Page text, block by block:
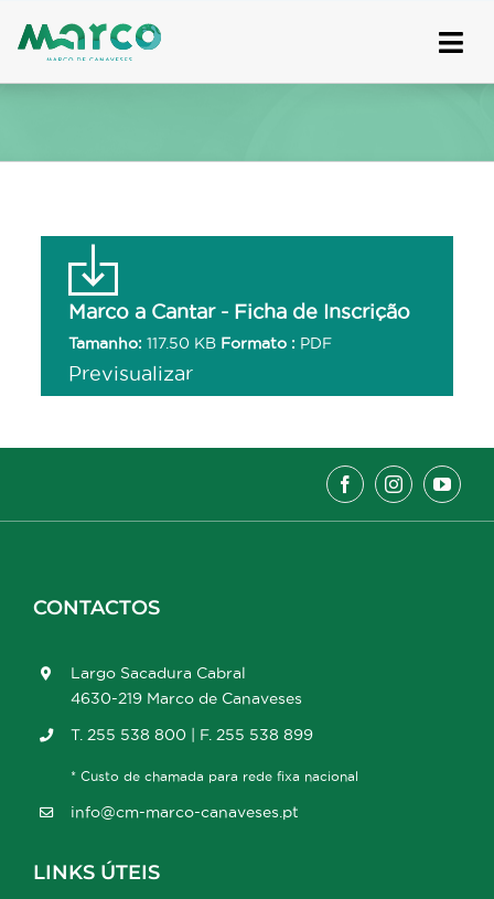
to
Marco a Cantar - Ficha de Inscrição
Tamanho: 117.50 KB Formato : PDF
Previsualizar
CONTACTOS
Largo Sacadura Cabral
4630-219 Marco de Canaveses
T. 255 538 800 | F. 255 538 899
* Custo de chamada para rede fixa nacional
info@cm-marco-canaveses.pt
LINKS ÚTEIS